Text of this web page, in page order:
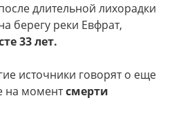
длительной лихорадки
берегу реки Евфрат,
33 лет.
источники говорят о еще
на моментсмерти